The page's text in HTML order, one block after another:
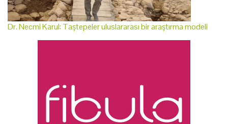
Dr. Necmi Karul: Taştepeler uluslararası bir araştırma modeli